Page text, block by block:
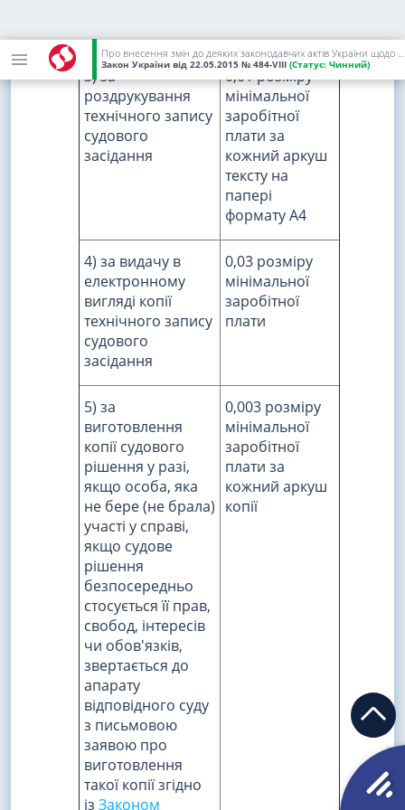
Про внесення змін до деяких законодавчих актів України щодо сплати судового збору
Закон України від 22.05.2015 № 484-VIII (Статус: Чинний)
3) за
роздрукування
технічного запису
судового
засідання
0,01 розміру
мінімальної
заробітної
плати за
кожний аркуш
тексту на
папері
формату А4
4) за видачу в
електронному
вигляді копії
технічного запису
судового
засідання
0,03 розміру
мінімальної
заробітної
плати
5) за
виготовлення
копії судового
рішення у разі,
якщо особа, яка
не бере (не брала)
участі у справі,
якщо судове
рішення
безпосередньо
стосується її прав,
свобод, інтересів
чи обов'язків,
звертається до
апарату
відповідного суду
з письмовою
заявою про
виготовлення
такої копії згідно
із Законом
0,003 розміру
мінімальної
заробітної
плати за
кожний аркуш
копії